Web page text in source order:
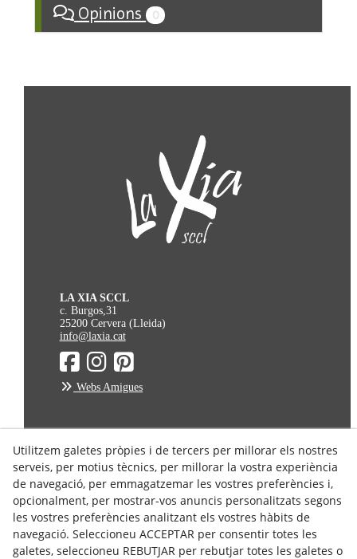
Opinions 0
LA XIA SCCL
c. Burgos,31
25200 Cervera (Lleida)
info@laxia.cat
Webs Amigues
Avís Legal
Política de Privacitat
Política de Cookies
Condicions de Compra
Condicions d'enviament
Dret de Desistiment
Utilitzem galetes pròpies i de tercers per millorar els nostres
serveis, per motius tècnics, per millorar la vostra experiència
de navegació, per emmagatzemar les vostres preferències i,
opcionalment, per mostrar-vos anuncis personalitzats segons
les vostres preferències analitzant els vostres hàbits de
navegació. Seleccioneu ACCEPTAR per consentir totes les
galetes, seleccioneu REBUTJAR per rebutjar totes les galetes o